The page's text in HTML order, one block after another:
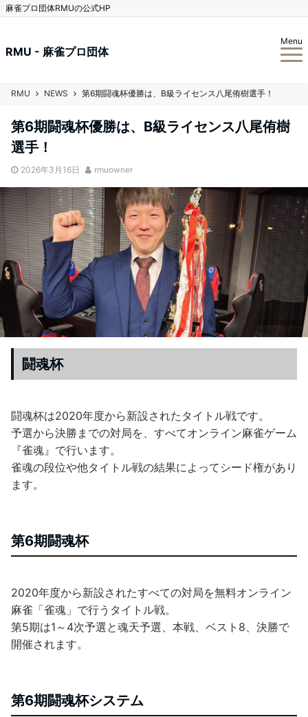
麻雀プロ団体RMUの公式HP
RMU - 麻雀プロ団体
Menu
RMU NEWS 第6期闘魂杯優勝は、B級ライセンス八尾侑樹選手！
第6期闘魂杯優勝は、B級ライセンス八尾侑樹
選手！
2026年3月16日 rmuowner
闘魂杯
闘魂杯は2020年度から新設されたタイトル戦です。
予選から決勝までの対局を、すべてオンライン麻雀ゲーム
『雀魂』で行います。
雀魂の段位や他タイトル戦の結果によってシード権があり
ます。
第6期闘魂杯
2020年度から新設されたすべての対局を無料オンライン
麻雀「雀魂」で行うタイトル戦。
第5期は1～4次予選と魂天予選、本戦、ベスト8、決勝で
開催されます。
第6期闘魂杯システム